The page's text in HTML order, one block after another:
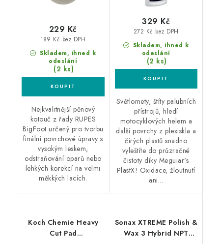
Skladem, ihned k
odeslání
(2 ks)
189 Kč bez DPH
229 Kč
Nejkvalitnější pěnový
kotouč z řady RUPES
BigFoot určený pro tvorbu
finální povrchové úpravy s
vysokým leskem,
odstraňování oparů nebo
lehkých korekcí na velmi
měkkých lacích.
Skladem, ihned k
odeslání
(2 ks)
272 Kč bez DPH
329 Kč
Světlomety, štíty palubních
přístrojů, hledí
motocyklových helem a
další povrchy z plexiskla a
čirých plastů snadno
vyleštíte do průzračné
čistoty díky Meguiar's
PlastX! Oxidace, žloutnutí
ani...
Koch Chemie Heavy
Cut Pad
Sonax XTREME Polish &
Wax 3 Hybrid NPT